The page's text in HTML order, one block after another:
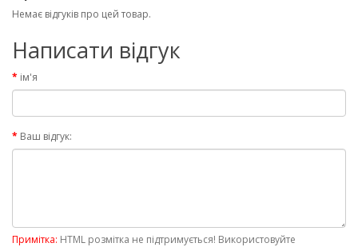
Немає відгуків про цей товар.
Написати відгук
ім'я
Ваш відгук:
Примітка: HTML розмітка не підтримується! Використовуйте